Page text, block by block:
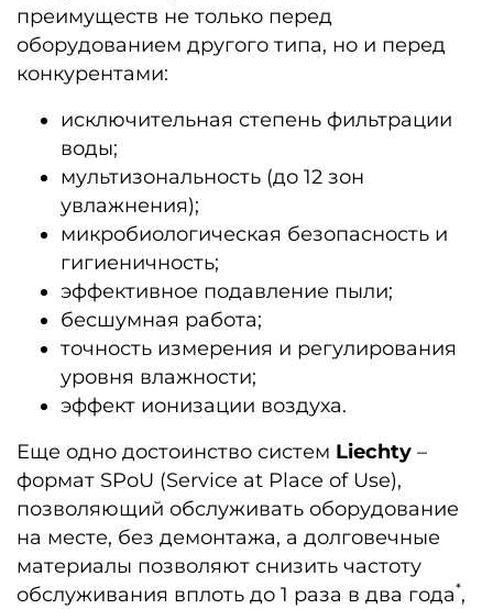
преимуществ не только перед
оборудованием другого типа, но и перед
конкурентами:
исключительная степень фильтрации
воды;
мультизональность (до 12 зон
увлажнения);
микробиологическая безопасность и
гигиеничность;
эффективное подавление пыли;
бесшумная работа;
точность измерения и регулирования
уровня влажности;
эффект ионизации воздуха.
Еще одно достоинство систем Liechty –
формат SPoU (Service at Place of Use),
позволяющий обслуживать оборудование
на месте, без демонтажа, а долговечные
материалы позволяют снизить частоту
обслуживания вплоть до 1 раза в два года*,